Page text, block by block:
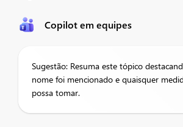
Copilot em equipes
Sugestão: Resuma este tópico
nome foi mencionado e quaisquer
possa tomar.